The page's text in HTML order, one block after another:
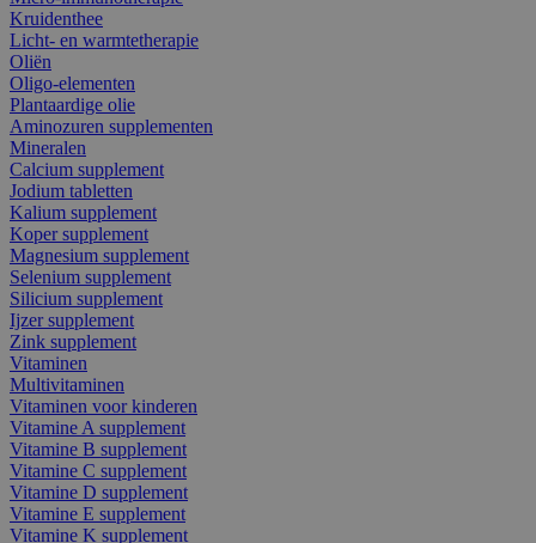
Kruidenthee
Licht- en warmtetherapie
Oliën
Oligo-elementen
Plantaardige olie
Aminozuren supplementen
Mineralen
Calcium supplement
Jodium tabletten
Kalium supplement
Koper supplement
Magnesium supplement
Selenium supplement
Silicium supplement
Ijzer supplement
Zink supplement
Vitaminen
Multivitaminen
Vitaminen voor kinderen
Vitamine A supplement
Vitamine B supplement
Vitamine C supplement
Vitamine D supplement
Vitamine E supplement
Vitamine K supplement